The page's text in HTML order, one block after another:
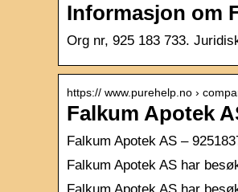
Informasjon om
Org nr, 925 183 733.
https:// www.purehelp.no ›
Falkum Apotek
Falkum Apotek AS –
Falkum Apotek AS har
Falkum Apotek AS har